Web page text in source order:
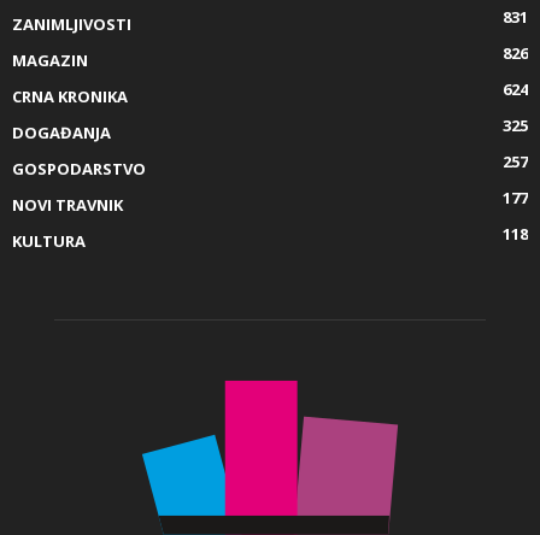
ZANIMLJIVOSTI
831
MAGAZIN
826
CRNA KRONIKA
624
DOGAĐANJA
325
GOSPODARSTVO
257
NOVI TRAVNIK
177
KULTURA
118